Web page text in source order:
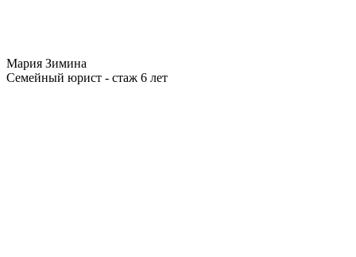
Мария Зимина
Семейный юрист - стаж 6 лет